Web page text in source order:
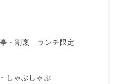
・割烹
ランチ限定
しゃぶしゃぶ